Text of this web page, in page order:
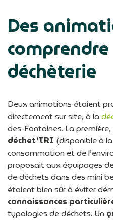
Des
déchèterie
Deux animations étaient
directement sur site, à la
des-Fontaines. La
déchet’TRI (disponible à
consommation et de
proposait aux équipages
de déchets dans des mini
étaient bien sûr à éviter
connaissances
typologies de déchets. Un